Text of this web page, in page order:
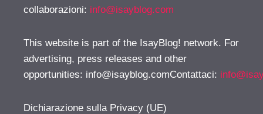
collaborazioni: info@isayblog.com
This website is part of the IsayBlog! network. For
advertising, press releases and other
opportunities: info@isayblog.comContattaci:
Dichiarazione sulla Privacy (UE)